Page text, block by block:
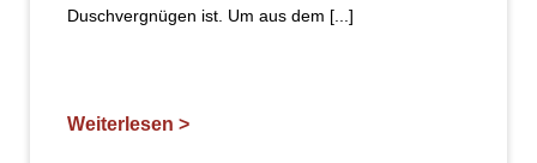
Duschvergnügen ist. Um aus dem [...]
Weiterlesen >